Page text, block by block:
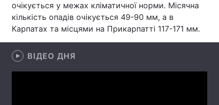
Зброя Інциденти
Здоров'я Туризм
Цікавинки
очікується у межах кліматичної норми. Місячна
кількість опадів очікується 49-90 мм, а в
Карпатах та місцями на Прикарпатті 117-171 мм.
ВІДЕО ДНЯ